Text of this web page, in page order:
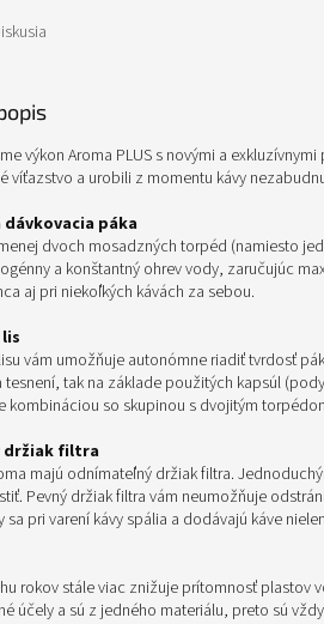
výkon Aroma PLUS s novými a
víťazstvo a urobili z momentu kávy
páka
dvoch mosadzných torpéd (namiesto
a konštantný ohrev vody, zaručujúc
aj pri niekoľkých kávách za sebou.
vám umožňuje autonómne riadiť tvrdosť
tak na základe použitých kapsúl
kombináciou so skupinou s dvojitým
držiak filtra
majú odnímateľný držiak filtra.
Pevný držiak filtra vám neumožňuje
sa pri varení kávy spália a dodávajú káve
rokov stále viac znižuje prítomnosť plastov
účely a sú z jedného materiálu, preto sú